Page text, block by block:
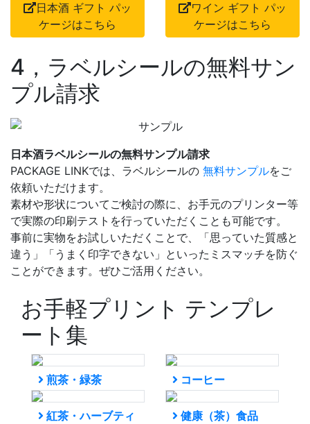
日本酒 ギフト パッ
ケージはこちら
ワイン ギフト パッ
ケージはこちら
4，ラベルシールの無料サン
プル請求
日本酒ラベルシールの無料サンプル請求
PACKAGE LINKでは、ラベルシールの 無料サンプルをご
依頼いただけます。
素材や形状についてご検討の際に、お手元のプリンター等
で実際の印刷テストを行っていただくことも可能です。
事前に実物をお試しいただくことで、「思っていた質感と
違う」「うまく印字できない」といったミスマッチを防ぐ
ことができます。ぜひご活用ください。
お手軽プリント テンプレ
ート集
煎茶・緑茶 コーヒー
紅茶・ハーブティ 健康（茶）食品